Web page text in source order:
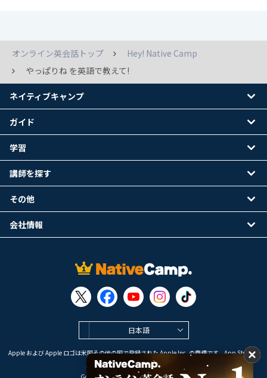
オンライン英会話トップ
Hey! Native Camp
やっぱりね を英語で教えて!
日本語
Apple および Apple ロゴは米国その他の国で登録された Apple Inc. の商標です。App Store は
Apple Inc. のサービスマークです。
ネイティブキャンプ
ガイド
学習
講師を探す
その他
会社情報